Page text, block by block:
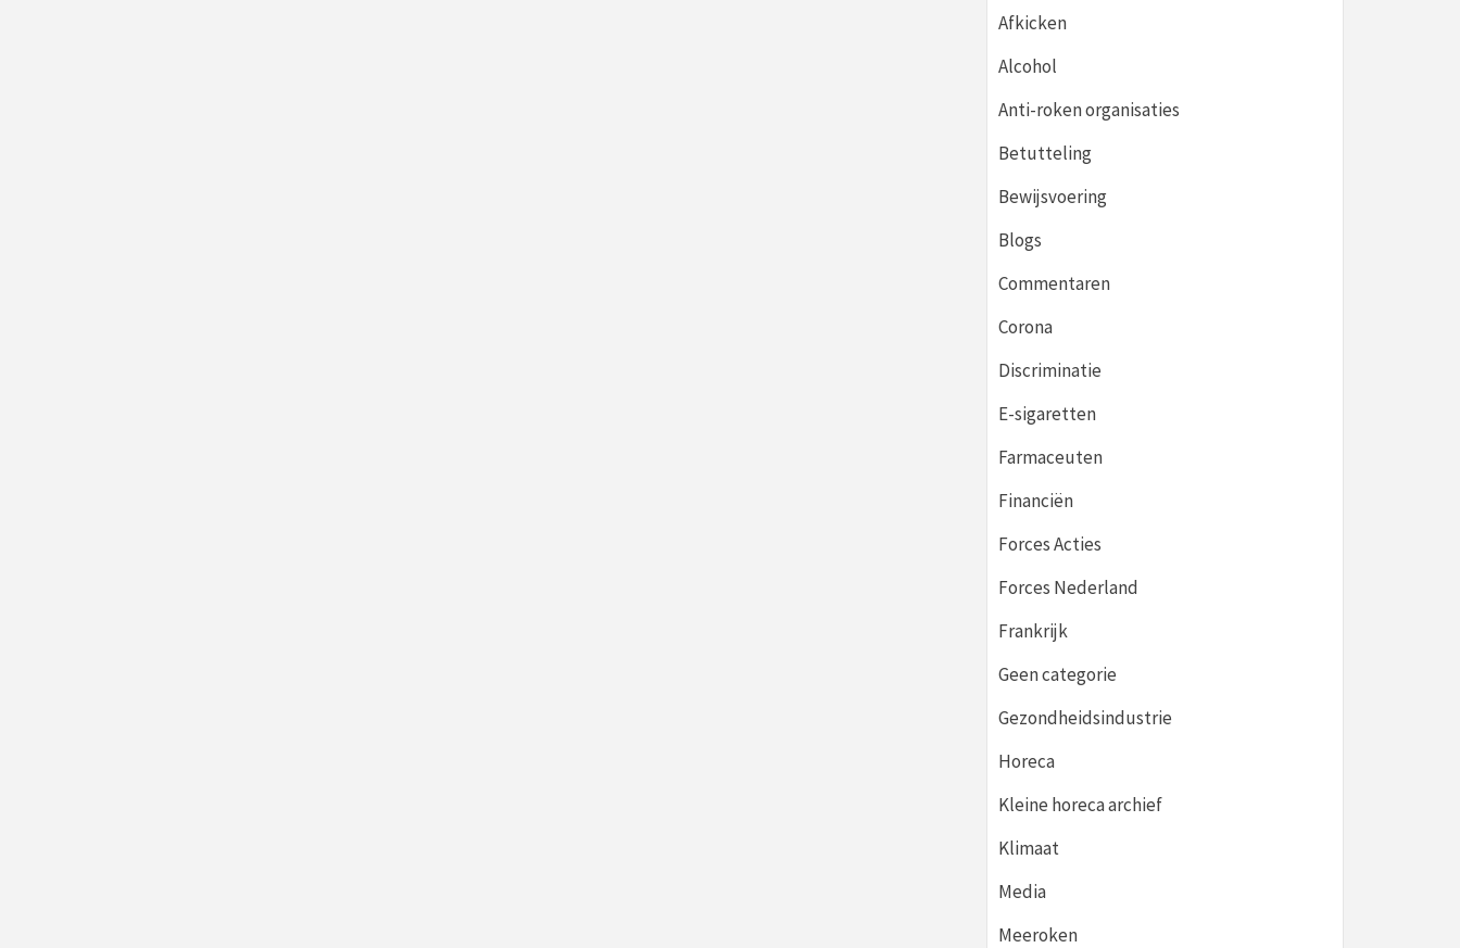
Afkicken
Alcohol
Anti-roken organisaties
Betutteling
Bewijsvoering
Blogs
Commentaren
Corona
Discriminatie
E-sigaretten
Farmaceuten
Financiën
Forces Acties
Forces Nederland
Frankrijk
Geen categorie
Gezondheidsindustrie
Horeca
Kleine horeca archief
Klimaat
Media
Meeroken